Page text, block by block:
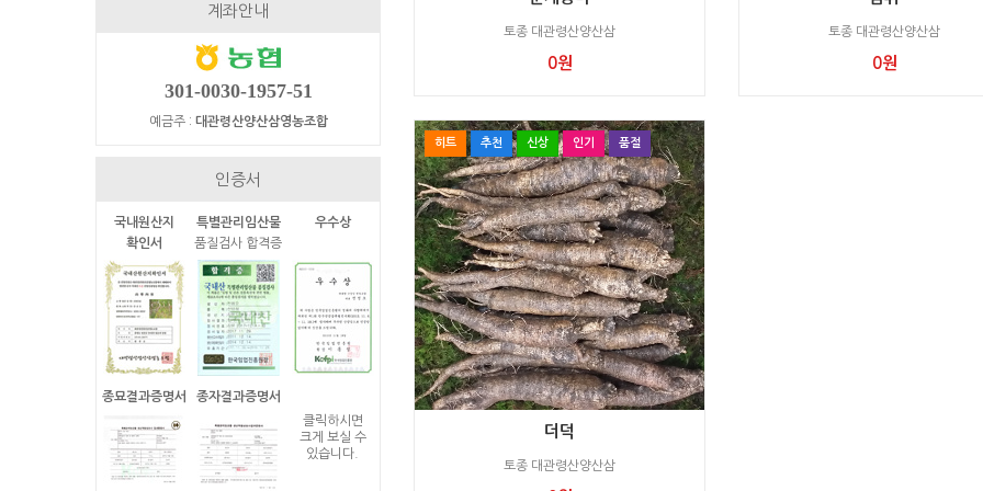
계좌안내
301-0030-1957-51
예금주 : 대관령산양산삼영농조합
인증서
국내원산지
확인서
특별관리임산물
품질검사 합격증
우수상
종묘결과증명서
종자결과증명서
클릭하시면
크게 보실 수
있습니다.
토종 대관령산양산삼
0원
토종 대관령산양산삼
0원
히트 추천 신상 인기 품절
더덕
토종 대관령산양산삼